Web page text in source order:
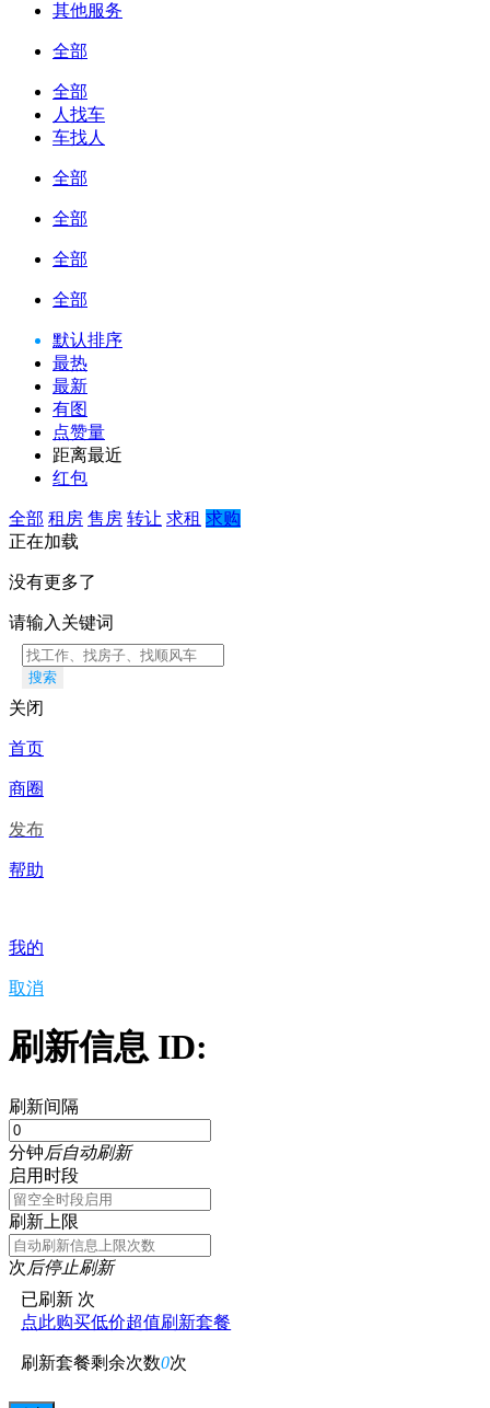
其他服务
全部
全部
人找车
车找人
全部
全部
全部
全部
默认排序
最热
最新
有图
点赞量
距离最近
红包
全部 租房 售房 转让 求租 求购
正在加载
没有更多了
请输入关键词
搜索
关闭
首页
商圈
发布
帮助
我的
取消
刷新信息 ID:
刷新间隔
分钟后自动刷新
启用时段
刷新上限
次后停止刷新
已刷新 次
点此购买低价超值刷新套餐
刷新套餐剩余次数0次